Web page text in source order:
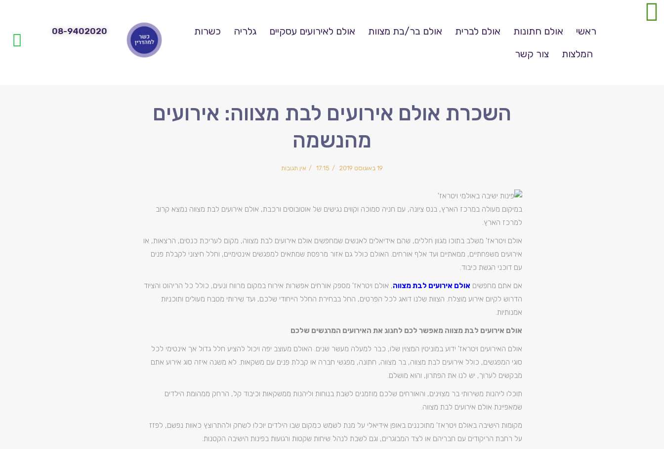
ראשי אולם חתונות אולם לברית אולם בר/בת מצוות אולם לאירועים עסקיים גלריה
כשרות
המלצות
צור קשר
08-9402020
השכרת אולם אירועים לבת מצווה: אירועים
מהנשמה
19 באוגוסט 2019 17:15 אין תגובות
במיקום מעולה במרכז הארץ, בנס ציונה, עם חניה סמוכה וקווים נגישים של אוטובוסים ורכבת, אולם אירועים לבת מצווה נמצא קרוב
למרכז הארץ.
אולם ויטראז' משלב בתוכו מגוון חללים, שהם אידיאלים לאנשים שמחפשים אולם אירועים לבת מצווה, מקום לעריכת כנסים, הרצאות, או
אירועים משפחתיים, ממאתיים ועד אלף אורחים. האולם כולל גם אזור מרפסת שמתאים למפגשים אינטימיים, וחלל חיצוני לקבלת פנים
עם דוכני הגשת כיבוד.
אם אתם מחפשים אולם אירועים לבת מצווה, אולם ויטראז' מספק אורחים אפשרות אירוח במקום מרווח ונעים, כולל כל הריהוט והציוד
הדרוש לקיום אירוע מוצלח. הצוות שלנו דואג לכל הפרטים, החל בבחירת החלל הייחודי שלכם, ועד שירותי מטבח מעולים ותוכניות
אמנותיות.
אולם אירועים לבת מצווה מאפשר לכם לחגוג את האירועים המרגשים שלכם
אולם האירועים ויטראז' ידוע במוניטין המצוין שלו, כבר למעלה מעשר שנים. האולם מעוצב יפה ויכול להציע חלל גדול אך אינטימי לכל
סוגי המפגשים, כולל אירועים לבת מצווה, בר מצווה, חתונה, מפגשי חברה או קבלת פנים עם משקאות. לא משנה איזה סוג אירוע אתם
מבקשים לערוך, יש לנו את הפתרון, והוא מושלם.
תוכלו ליהנות משירותי בר מצוינים, והאורחים שלכם מוזמנים לשבת בנוחות וליהנות ממשקאות וכיבוד קל, הרחק ממהומת הילדים
שמאפיינת אולם אירועים לבת מצווה.
מקומות הישיבה באולם ויטראז' מתוכננים באופן אידיאלי על מנת לשמש כמקום שבו הילדים יוכלו לשחק ולהתרוצץ כאוות נפשם, לפזז
על רחבת הריקודים עם חבריהם או לצד המבוגרים, וגם לשבת לנהל שיחות שקטות ורגועות בפינות הישיבה הקטנות.